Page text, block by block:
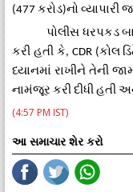
(477 કરોડ)નો વ્યાપારી
પોલીસ ધરપકડ
કરી હતી કે, CDR (કોલ
ધ્યાનમાં રાખીને તેની
નામંજૂર કરીદીધીહતી
(4:57 PM IST)
આ સમાચાર શેર કરો